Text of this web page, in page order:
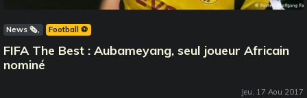
News 🗞️ Football ⚽️
FIFA The Best : Aubameyang, seul joueur Africain
nominé
Jeu, 17 Aou 2017